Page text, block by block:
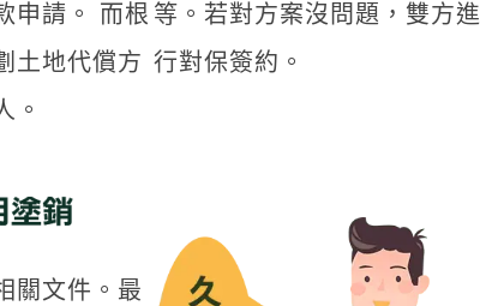
申請。 而根
土地代償方
。
等。若對方案沒問題，雙方進
行對保簽約。
關文件。最